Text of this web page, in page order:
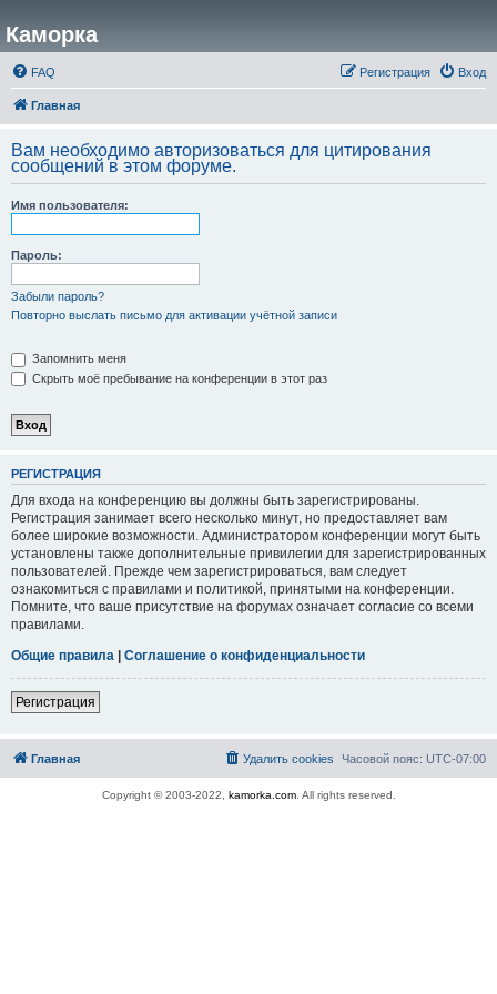
Каморка
FAQ Вход
Регистрация
Главная
Вам необходимо авторизоваться для цитирования
сообщений в этом форуме.
Имя пользователя:
Пароль:
Забыли пароль?
Повторно выслать письмо для активации учётной записи
Запомнить меня
Скрыть моё пребывание на конференции в этот раз
РЕГИСТРАЦИЯ
Для входа на конференцию вы должны быть зарегистрированы.
Регистрация занимает всего несколько минут, но предоставляет вам
более широкие возможности. Администратором конференции могут быть
установлены также дополнительные привилегии для зарегистрированных
пользователей. Прежде чем зарегистрироваться, вам следует
ознакомиться с правилами и политикой, принятыми на конференции.
Помните, что ваше присутствие на форумах означает согласие со всеми
правилами.
Общие правила | Соглашение о конфиденциальности
Регистрация
Главная Часовой пояс: UTC-07:00
Удалить cookies
Copyright © 2003-2022, kamorka.com. All rights reserved.